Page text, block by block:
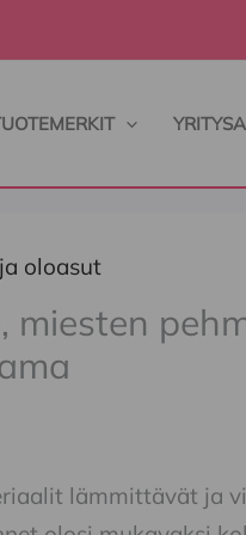
oloasut
miesten
lämmittävät ja